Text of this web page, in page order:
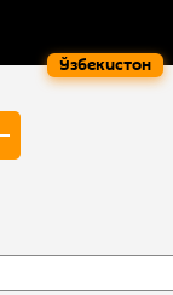
Ўзбекистон